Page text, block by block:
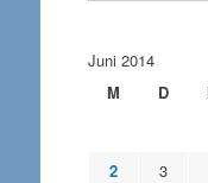
Juni 2014
M
D
2
3